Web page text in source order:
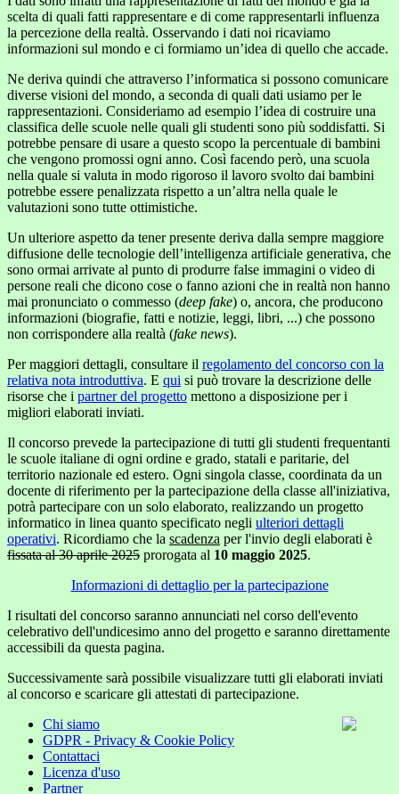
scelta di quali fatti rappresentare e di come rappresentarli influenza
la percezione della realtà. Osservando i dati noi ricaviamo
informazioni sul mondo e ci formiamo un’idea di quello che accade.
Ne deriva quindi che attraverso l’informatica si possono comunicare
diverse visioni del mondo, a seconda di quali dati usiamo per le
rappresentazioni. Consideriamo ad esempio l’idea di costruire una
classifica delle scuole nelle quali gli studenti sono più soddisfatti. Si
potrebbe pensare di usare a questo scopo la percentuale di bambini
che vengono promossi ogni anno. Così facendo però, una scuola
nella quale si valuta in modo rigoroso il lavoro svolto dai bambini
potrebbe essere penalizzata rispetto a un’altra nella quale le
valutazioni sono tutte ottimistiche.
Un ulteriore aspetto da tener presente deriva dalla sempre maggiore
diffusione delle tecnologie dell’intelligenza artificiale generativa, che
sono ormai arrivate al punto di produrre false immagini o video di
persone reali che dicono cose o fanno azioni che in realtà non hanno
mai pronunciato o commesso (deep fake) o, ancora, che producono
informazioni (biografie, fatti e notizie, leggi, libri, ...) che possono
non corrispondere alla realtà (fake news).
Per maggiori dettagli, consultare il regolamento del concorso con la
relativa nota introduttiva. E qui si può trovare la descrizione delle
risorse che i partner del progetto mettono a disposizione per i
migliori elaborati inviati.
Il concorso prevede la partecipazione di tutti gli studenti frequentanti
le scuole italiane di ogni ordine e grado, statali e paritarie, del
territorio nazionale ed estero. Ogni singola classe, coordinata da un
docente di riferimento per la partecipazione della classe all'iniziativa,
potrà partecipare con un solo elaborato, realizzando un progetto
informatico in linea quanto specificato negli ulteriori dettagli
operativi. Ricordiamo che la scadenza per l'invio degli elaborati è
fissata al 30 aprile 2025 prorogata al 10 maggio 2025.
Informazioni di dettaglio per la partecipazione
I risultati del concorso saranno annunciati nel corso dell'evento
celebrativo dell'undicesimo anno del progetto e saranno direttamente
accessibili da questa pagina.
Successivamente sarà possibile visualizzare tutti gli elaborati inviati
al concorso e scaricare gli attestati di partecipazione.
Chi siamo
GDPR - Privacy & Cookie Policy
Contattaci
Licenza d'uso
Partner